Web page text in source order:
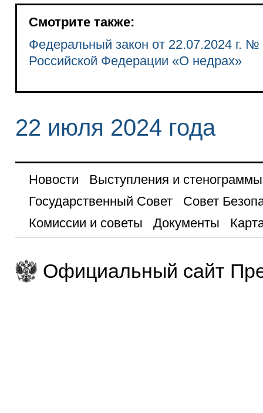
Смотрите также:
Федеральный закон от 22.07.2024 г.
Российской Федерации «О недрах»
22 июля 2024 года
Новости
Выступления и стенограммы
Государственный Совет
Совет
Комиссии и советы
Документы
Официальный сайт